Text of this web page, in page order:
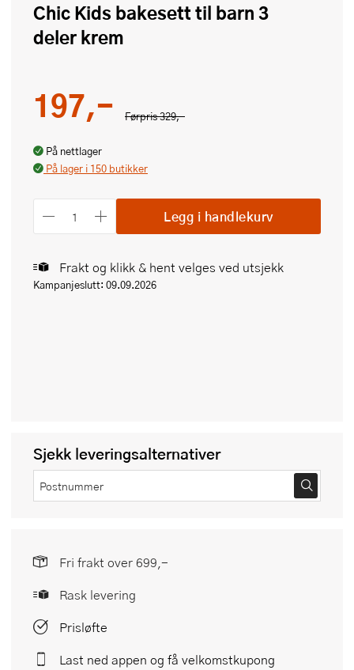
Chic Kids bakesett til barn 3
deler krem
Førpris329,-
197,-
På nettlager
På lager i 150 butikker
Legg i handlekurv
Frakt og klikk & hent velges ved utsjekk
Kampanjeslutt: 09.09.2026
Sjekk leveringsalternativer
Fri frakt over 699,-
Rask levering
Prisløfte
Last ned appen og få velkomstkupong